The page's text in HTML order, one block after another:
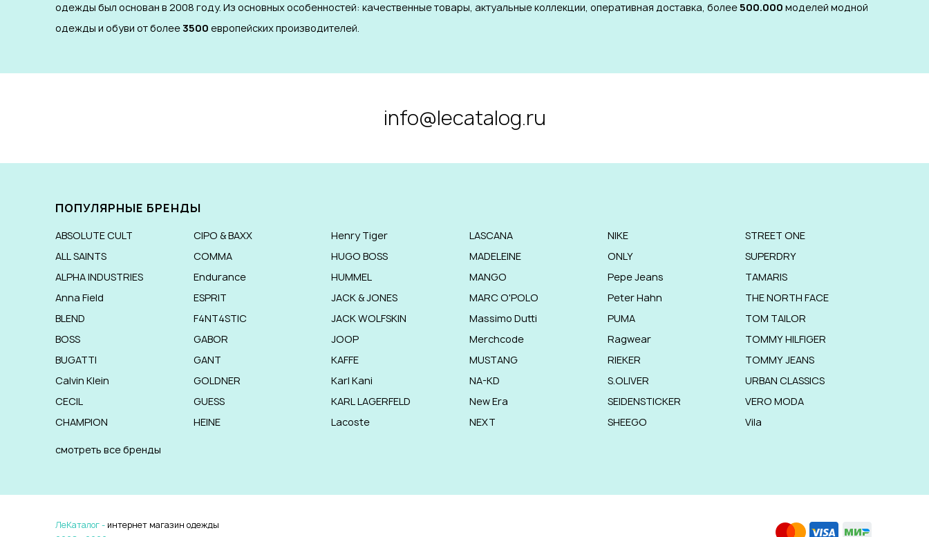
одежды был основан в 2008 году. Из основных особенностей: качественные товары, актуальные коллекции, оперативная доставка, более500.000 моделей модной
одежды и обуви от более3500 европейских производителей.
info@lecatalog.ru
ПОПУЛЯРНЫЕ БРЕНДЫ
ABSOLUTE CULT
ALL SAINTS
ALPHA INDUSTRIES
Anna Field
BLEND
BOSS
BUGATTI
Calvin Klein
CECIL
CHAMPION
CIPO & BAXX
COMMA
Endurance
ESPRIT
F4NT4STIC
GABOR
GANT
GOLDNER
GUESS
HEINE
Henry Tiger
HUGO BOSS
HUMMEL
JACK & JONES
JACK WOLFSKIN
JOOP
KAFFE
Karl Kani
KARL LAGERFELD
Lacoste
LASCANA
MADELEINE
MANGO
MARC O'POLO
Massimo Dutti
Merchcode
MUSTANG
NA-KD
New Era
NEXT
NIKE
ONLY
Pepe Jeans
Peter Hahn
PUMA
Ragwear
RIEKER
S.OLIVER
SEIDENSTICKER
SHEEGO
STREET ONE
SUPERDRY
TAMARIS
THE NORTH FACE
TOM TAILOR
TOMMY HILFIGER
TOMMY JEANS
URBAN CLASSICS
VERO MODA
Vila
смотреть все бренды
ЛеКаталог - интернет магазин одежды